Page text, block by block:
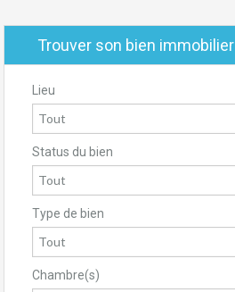
Trouver son bien immobilier
Lieu
Status du bien
Type de bien
Chambre(s)